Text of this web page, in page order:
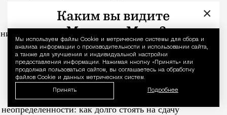
Уведомление
Мы используем файлы Сookie и метрические системы для сбора и
анализа информации о производительности и использовании сайта,
а также для улучшения и индивидуальной настройки
предоставления информации. Нажимая кнопку «Принять» или
продолжая пользоваться сайтом, вы соглашаетесь на обработку
файлов Cookie и данных метрических систем.
Принять Подробнее
несколько страниц книги. Да и просто
никуда не спешить для москвича — уже само
по себе привилегия.
Обычно неприятная аэропортовая
нервозность возникает из-за
неопределенности: как долго стоять на сдачу
×